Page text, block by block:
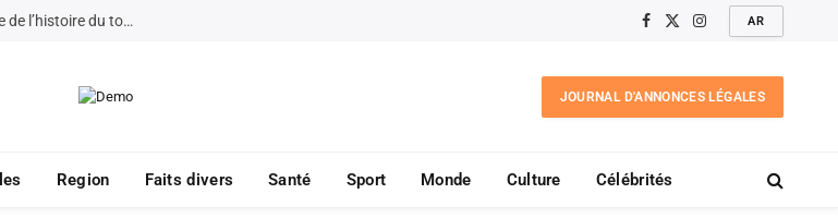
Rkraki .. Remporter la CAN 2025 sera le plus difficile de l’histoire du tournoi
Facebook
X
Instagram
AR
JOURNAL D'ANNONCES LÉGALES
Region Faits divers Santé Sport Monde Culture Célébrités